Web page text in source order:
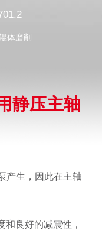
体磨削
静压主轴
产生，因此在主轴
良好的减震性，